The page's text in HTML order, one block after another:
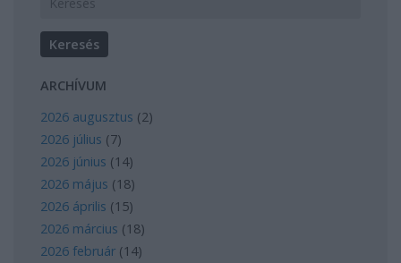
ARCHÍVUM
2026 augusztus (2)
2026 július (7)
2026 június (14)
2026 május (18)
2026 április (15)
2026 március (18)
2026 február (14)